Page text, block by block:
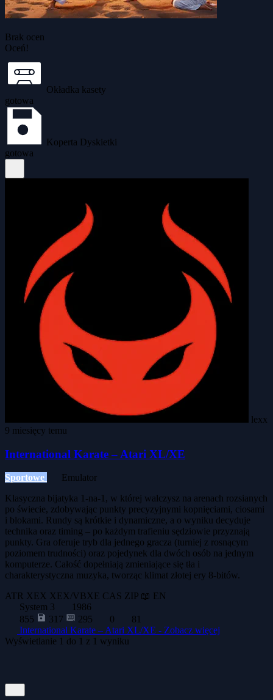
Brak ocen
Oceń!
Okładka kasety
gotowa
Koperta Dyskietki
gotowa
lexx
9 miesięcy temu
International Karate – Atari XL/XE
Sportowe
Emulator
Klasyczna bijatyka 1-na-1, w której walczysz na arenach rozsianych
po świecie, zdobywając punkty precyzyjnymi kopnięciami, ciosami
i blokami. Rundy są krótkie i dynamiczne, a o wyniku decyduje
technika oraz timing – po każdym trafieniu sędziowie przyznają
punkty. Gra oferuje tryb dla jednego gracza (turniej z rosnącym
poziomem trudności) oraz pojedynek dla dwóch osób na jednym
komputerze. Całość dopełniają zmieniające się tła i
charakterystyczna muzyka, tworząc klimat złotej ery 8-bitów.
ATR XEX XEX/VBXE CAS ZIP 📖 EN
System 3
1986
855
317 295 0
81
International Karate – Atari XL/XE - Zobacz więcej
Wyświetlanie 1 do 1 z 1 wyniku